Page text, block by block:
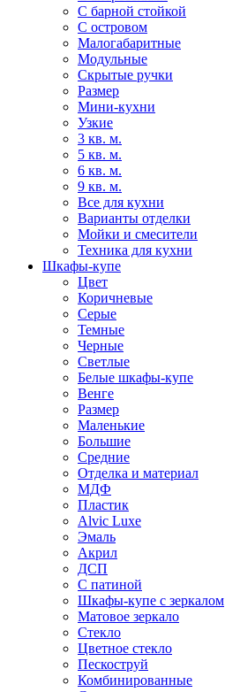
С барной стойкой
С островом
Малогабаритные
Модульные
Скрытые ручки
Размер
Мини-кухни
Узкие
3 кв. м.
5 кв. м.
6 кв. м.
9 кв. м.
Все для кухни
Варианты отделки
Мойки и смесители
Техника для кухни
Шкафы-купе
Цвет
Коричневые
Серые
Темные
Черные
Светлые
Белые шкафы-купе
Венге
Размер
Маленькие
Большие
Средние
Отделка и материал
МДФ
Пластик
Alvic Luxe
Эмаль
Акрил
ДСП
С патиной
Шкафы-купе с зеркалом
Матовое зеркало
Стекло
Цветное стекло
Пескоструй
Комбинированные